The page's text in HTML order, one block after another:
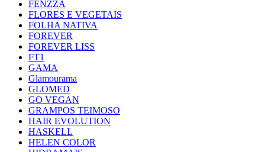
FENZZA
FLORES E VEGETAIS
FOLHA NATIVA
FOREVER
FOREVER LISS
FT1
GAMA
Glamourama
GLOMED
GO VEGAN
GRAMPOS TEIMOSO
HAIR EVOLUTION
HASKELL
HELEN COLOR